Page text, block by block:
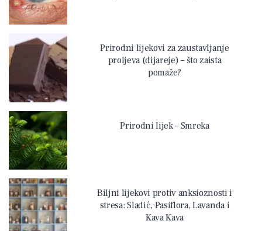
Prirodni lijekovi za zaustavljanje
proljeva (dijareje) – što zaista
pomaže?
Prirodni lijek – Smreka
Biljni lijekovi protiv anksioznosti i
stresa: Sladić, Pasiflora, Lavanda i
Kava Kava